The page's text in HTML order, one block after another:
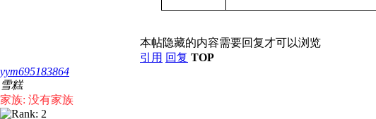
本帖隐藏的内容需要回复才可以浏览
引用 回复 TOP
yym695183864
雪糕
家族: 没有家族